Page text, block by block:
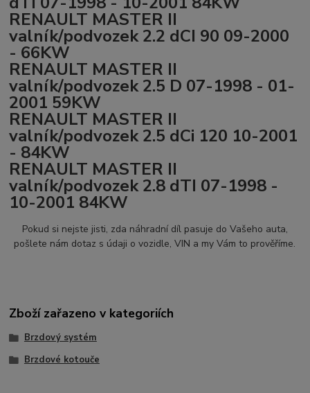
RENAULT MASTER II
valník/podvozek 2.2 dCI 90 09-2000
- 66KW
RENAULT MASTER II
valník/podvozek 2.5 D 07-1998 - 01-
2001 59KW
RENAULT MASTER II
valník/podvozek 2.5 dCi 120 10-2001
- 84KW
RENAULT MASTER II
valník/podvozek 2.8 dTI 07-1998 -
10-2001 84KW
Pokud si nejste jisti, zda náhradní díl pasuje do Vašeho auta,
pošlete nám dotaz s údaji o vozidle, VIN a my Vám to prověříme.
Zboží zařazeno v kategoriích
Brzdový systém
Brzdové kotouče